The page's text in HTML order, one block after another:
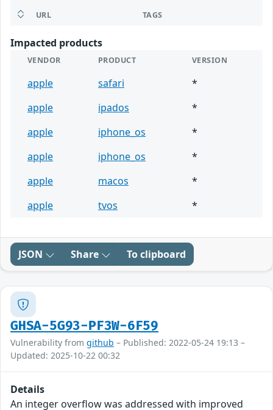
URL TAGS
Impacted products
VENDOR PRODUCT VERSION
apple safari
*
apple
ipados
*
apple
iphone_os
*
apple
iphone_os
*
apple
macos
*
apple
tvos *
JSON Share To clipboard
GHSA-5G93-PF3W-6F59
Vulnerability from github – Published: 2022-05-24 19:13 –
Updated: 2025-10-22 00:32
Details
An integer overflow was addressed with improved